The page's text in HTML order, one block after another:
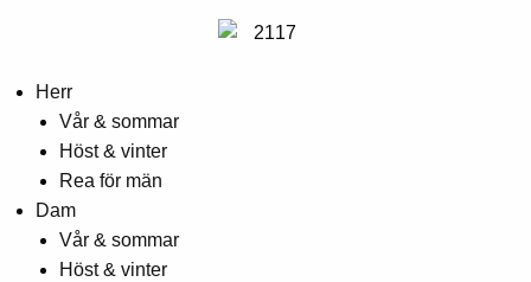
Herr
Vår & sommar
Höst & vinter
Rea för män
Dam
Vår & sommar
Höst & vinter